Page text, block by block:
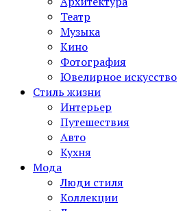
Театр
Музыка
Кино
Фотография
Ювелирное искусство
Стиль жизни
Интерьер
Путешествия
Авто
Кухня
Мода
Люди стиля
Коллекции